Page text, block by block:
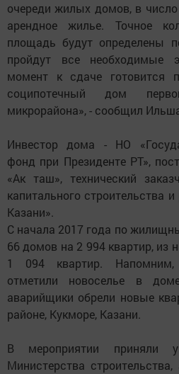
очереди жилых домов, в
арендное жилье. Точное
площадь будут определены
пройдут все необходимые
момент к сдаче готовится
соципотечный дом
микрорайона», - сообщил
Инвестор дома - НО
фонд при Президенте РТ»,
«Ак таш», технический
капитального строительства
Казани».
С начала 2017 года по
66 домов на 2 994 квартир, из
1 094 квартир. Напомним,
отметили новоселье в
аварийщики обрели новые
районе, Кукморе, Казани.
В мероприятии приняли
Министерства